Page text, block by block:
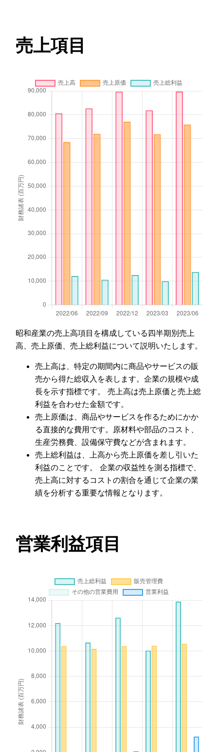
売上項目
昭和産業の売上高項目を構成している四半期別売上
高、売上原価、売上総利益について説明いたします。
売上高は、特定の期間内に商品やサービスの販
売から得た総収入を表します。企業の規模や成
長を示す指標です。 売上高は売上原価と売上総
利益を合わせた金額です。
売上原価は、商品やサービスを作るためにかか
る直接的な費用です。原材料や部品のコスト、
生産労務費、設備保守費などが含まれます。
売上総利益は、上高から売上原価を差し引いた
利益のことです。 企業の収益性を測る指標で、
売上高に対するコストの割合を通じて企業の業
績を分析する重要な情報となります。
営業利益項目